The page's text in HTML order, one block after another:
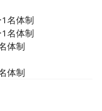
実》
ど成長機会が豊富◎
務扱い＋補助あ
切にできます》
休は1年＋延長も可
、ワークライフバ
名体制
名体制
体制
体制